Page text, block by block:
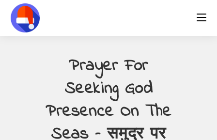
content
Prayer For
Seeking God
Presence On The
Seas – समुद्र पर